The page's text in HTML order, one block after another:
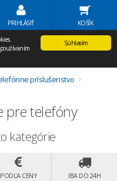
Volať Agem
PRIHLÁSIŤ KOŠÍK
Súhlasím
príslušenstvo
pre telefóny
kategórie
PODĽA CENY IBA DO 24H